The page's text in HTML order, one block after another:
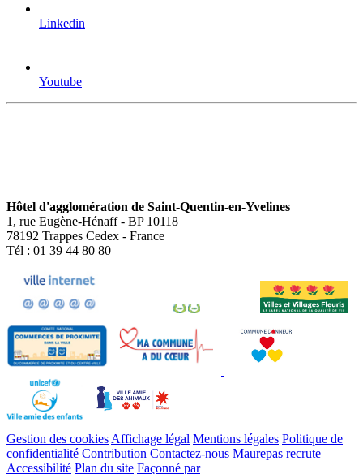
Linkedin
Youtube
Hôtel d'agglomération de Saint-Quentin-en-Yvelines
1, rue Eugène-Hénaff - BP 10118
78192 Trappes Cedex - France
Tél : 01 39 44 80 80
Gestion des cookies Affichage légal Mentions légales Politique de
confidentialité Contribution Contactez-nous Maurepas recrute
Accessibilité Plan du site Façonné par